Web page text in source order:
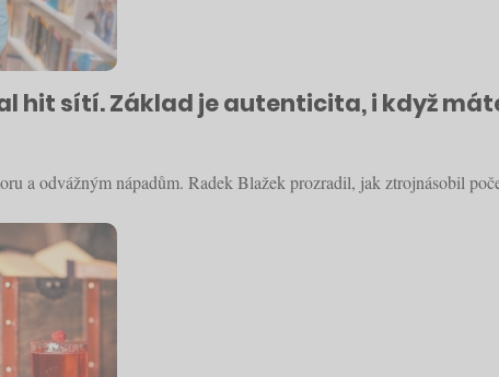
hit sítí. Základ je autenticita, i když
a odvážným nápadům. Radek Blažek prozradil, jak ztrojnásobil